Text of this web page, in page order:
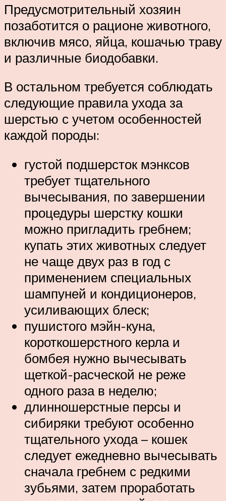
Предусмотрительный хозяин
позаботится о рационе животного,
включив мясо, яйца, кошачью траву
и различные биодобавки.
В остальном требуется соблюдать
следующие правила ухода за
шерстью с учетом особенностей
каждой породы:
густой подшерсток мэнксов
требует тщательного
вычесывания, по завершении
процедуры шерстку кошки
можно пригладить гребнем;
купать этих животных следует
не чаще двух раз в год с
применением специальных
шампуней и кондиционеров,
усиливающих блеск;
пушистого мэйн-куна,
короткошерстного керла и
бомбея нужно вычесывать
щеткой-расческой не реже
одного раза в неделю;
длинношерстные персы и
сибиряки требуют особенно
тщательного ухода – кошек
следует ежедневно вычесывать
сначала гребнем с редкими
зубьями, затем проработать